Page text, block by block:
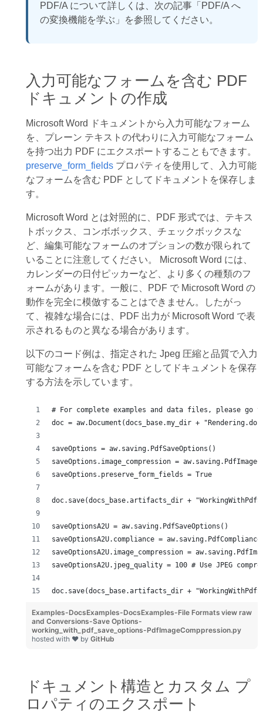
PDF/A について詳しくは、次の記事「PDF/A へ
の変換機能を学ぶ」を参照してください。
入力可能なフォームを含む PDF
ドキュメントの作成
Microsoft Word ドキュメントから入力可能なフォーム
を、プレーン テキストの代わりに入力可能なフォーム
を持つ出力 PDF にエクスポートすることもできます。
preserve_form_fieldsプロパティを使用して、入力可能
なフォームを含む PDF としてドキュメントを保存しま
す。
Microsoft Word とは対照的に、PDF 形式では、テキス
トボックス、コンボボックス、チェックボックスな
ど、編集可能なフォームのオプションの数が限られて
いることに注意してください。 Microsoft Word には、
カレンダーの日付ピッカーなど、より多くの種類のフ
ォームがあります。一般に、PDF で Microsoft Word の
動作を完全に模倣することはできません。したがっ
て、複雑な場合には、PDF 出力が Microsoft Word で表
示されるものと異なる場合があります。
以下のコード例は、指定された Jpeg 圧縮と品質で入力
可能なフォームを含む PDF としてドキュメントを保存
する方法を示しています。
# For complete examples and data files, please go
doc = aw.Document(docs_base.my_dir +
saveOptions = aw.saving.PdfSaveOptions()
saveOptions.image_compression =
saveOptions.preserve_form_fields = True
doc.save(docs_base.artifacts_dir +
saveOptionsA2U = aw.saving.PdfSaveOptions()
saveOptionsA2U.compliance =
saveOptionsA2U.image_compression =
saveOptionsA2U.jpeg_quality = 100 # Use JPEG
doc.save(docs_base.artifacts_dir +
view raw
Examples-DocsExamples-DocsExamples-File Formats
and Conversions-Save Options-
working_with_pdf_save_options-PdfImageComppression.py
hosted with ❤ by GitHub
ドキュメント構造とカスタム プ
ロパティのエクスポート